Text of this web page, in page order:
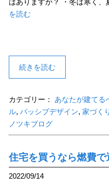
はありますか？ ・冬は寒く
を読む
続きを読む
カテゴリー： あなたが建てる
ル, パッシブデザイン, 家づく
ノツキブログ
住宅を買うなら燃費で
2022/09/14